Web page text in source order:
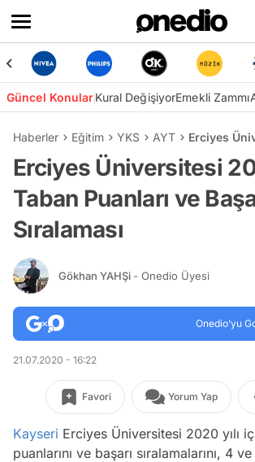
Güncel KonularKural DeğişiyorEmekli Zammı
Haberler Eğitim YKS AYT Erciyes
Erciyes Üniversitesi
Taban Puanları ve
Sıralaması
Gökhan YAHŞi - Onedio Üyesi
Onedio’yu
21.07.2020 - 16:22
Favori Yorum Yap
Kayseri Erciyes Üniversitesi 2020 yılı
puanlarını ve başarı sıralamalarını, 4